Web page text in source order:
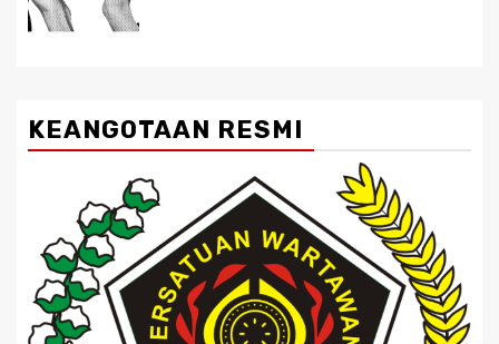
KEANGOTAAN RESMI